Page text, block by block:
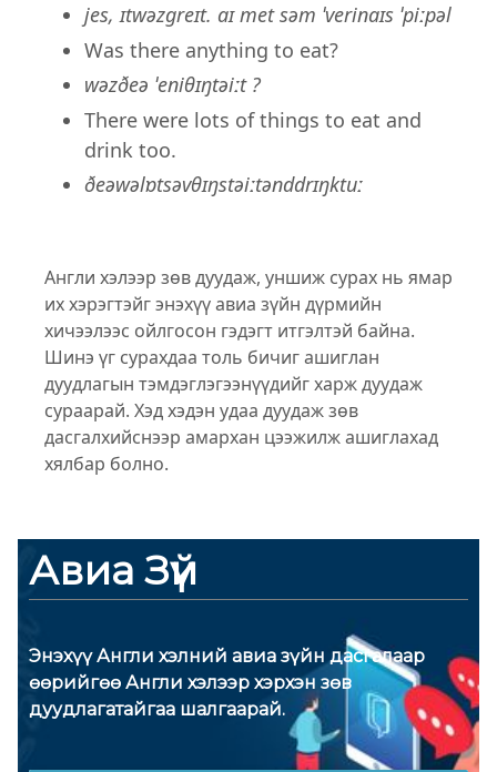
jes, ɪtwəzɡreɪt. aɪ met səm ˈverinaɪs ˈpiːpəl
Was there anything to eat?
wəzðeə ˈeniθɪŋtəiːt ?
There were lots of things to eat and
drink too.
ðeəwəlɒtsəvθɪŋstəiːtənddrɪŋktuː
Англи хэлээр зөв дуудаж, уншиж сурах нь ямар
их хэрэгтэйг энэхүү авиа зүйн дүрмийн
хичээлээс ойлгосон гэдэгт итгэлтэй байна.
Шинэ үг сурахдаа толь бичиг ашиглан
дуудлагын тэмдэглэгээнүүдийг харж дуудаж
сураарай. Хэд хэдэн удаа дуудаж зөв
дасгалхийснээр амархан цээжилж ашиглахад
хялбар болно.